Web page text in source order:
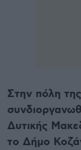
Στην πόλη
Δυτικής
το Δήμο